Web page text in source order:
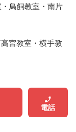
鳥飼教室・南片
宮教室・横手教
電話